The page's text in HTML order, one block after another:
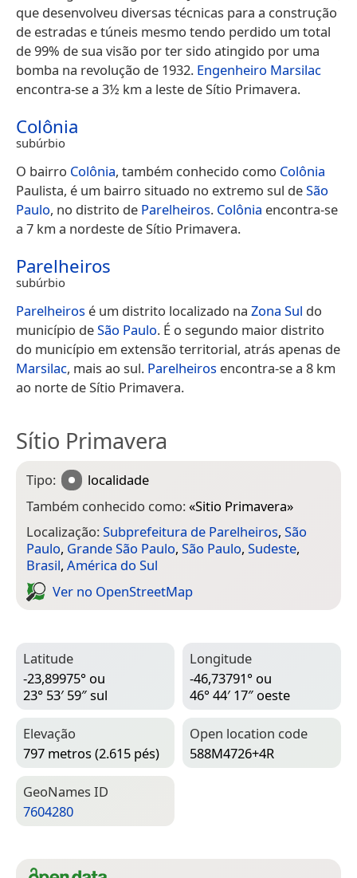
que desenvolveu diversas técnicas para a construção
de estradas e túneis mesmo tendo perdido um total
de 99% de sua visão por ter sido atingido por uma
bomba na revolução de 1932. Engenheiro Marsilac
encontra-se a 3½ km a leste de Sítio Primavera.
Colônia
subúrbio
O bairro Colônia, também conhecido como Colônia
Paulista, é um bairro situado no extremo sul deSão
Paulo, no distrito de Parelheiros. Colônia encontra-se
a 7 km a nordeste de Sítio Primavera.
Parelheiros
subúrbio
Parelheiros é um distrito localizado na Zona Sul do
município deSão Paulo. É o segundo maior distrito
do município em extensão territorial, atrás apenas de
Marsilac, mais ao sul. Parelheiros encontra-se a 8 km
ao norte de Sítio Primavera.
Sítio Primavera
Tipo:
localidade
Também conhecido como:«Sitio Primavera»
Localização:Subprefeitura de Parelheiros, São
Paulo, Grande São Paulo, São Paulo, Sudeste,
Brasil, América do Sul
Ver no Open­Street­Map
Latitude
-23,89975° ou
23° 53′ 59″ sul
Longitude
-46,73791° ou
46° 44′ 17″ oeste
Elevação
797 metros (2.615 pés)
Open location code
588M4726+4R
Geo­Names ID
7604280